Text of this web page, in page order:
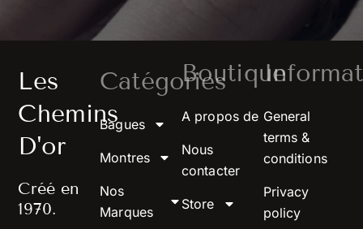
Les
Chemins
D'or
Créé en
1970.
Catégories
Bagues
Montres
Nos
Marques
Boutique
A propos de
Nous
contacter
Store
General
terms &
conditions
Privacy
policy